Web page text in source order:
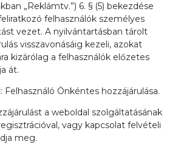
„Reklámtv.”) 6. § (5) bekezdése
felhasználók személyes
vezet. A nyilvántartásban tárolt
visszavonásáig kezeli, azokat
kizárólag a felhasználók előzetes
át.
Felhasználó Önkéntes hozzájárulása.
a weboldal szolgáltatásának
vagy kapcsolat felvételi
meg.